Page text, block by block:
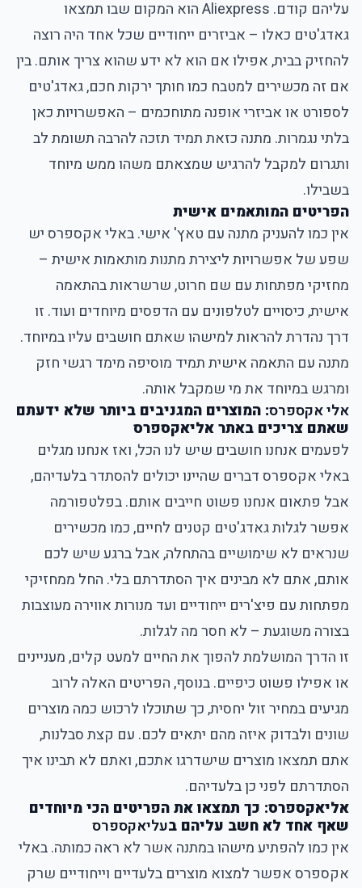
עליהם קודם. Aliexpress הוא המקום שבו תמצאו
גאדג'טים כאלו – אביזרים ייחודיים שכל אחד היה רוצה
להחזיק בבית, אפילו אם הוא לא ידע שהוא צריך אותם. בין
אם זה מכשירים למטבח כמו חותך ירקות חכם, גאדג'טים
לספורט או אביזרי אופנה מתוחכמים – האפשרויות כאן
בלתי נגמרות. מתנה כזאת תמיד תזכה להרבה תשומת לב
ותגרום למקבל להרגיש שמצאתם משהו ממש מיוחד
בשבילו.
הפריטים המותאמים אישית
אין כמו להעניק מתנה עם טאץ' אישי. באלי אקספרס יש
שפע של אפשרויות ליצירת מתנות מותאמות אישית –
מחזיקי מפתחות עם שם חרוט, שרשראות בהתאמה
אישית, כיסויים לטלפונים עם הדפסים מיוחדים ועוד. זו
דרך נהדרת להראות למישהו שאתם חושבים עליו במיוחד.
מתנה עם התאמה אישית תמיד מוסיפה מימד רגשי חזק
ומרגש במיוחד את מי שמקבל אותה.
אלי אקספרס: המוצרים המגניבים ביותר שלא ידעתם
שאתם צריכים באתר אליאקספרס
לפעמים אנחנו חושבים שיש לנו הכל, ואז אנחנו מגלים
באלי אקספרס דברים שהיינו יכולים להסתדר בלעדיהם,
אבל פתאום אנחנו פשוט חייבים אותם. בפלטפורמה
אפשר לגלות גאדג'טים קטנים לחיים, כמו מכשירים
שנראים לא שימושיים בהתחלה, אבל ברגע שיש לכם
אותם, אתם לא מבינים איך הסתדרתם בלי. החל ממחזיקי
מפתחות עם פיצ'רים ייחודיים ועד מנורות אווירה מעוצבות
בצורה משוגעת – לא חסר מה לגלות.
זו הדרך המושלמת להפוך את החיים למעט קלים, מעניינים
או אפילו פשוט כיפיים. בנוסף, הפריטים האלה לרוב
מגיעים במחיר זול יחסית, כך שתוכלו לרכוש כמה מוצרים
שונים ולבדוק איזה מהם יתאים לכם. עם קצת סבלנות,
אתם תמצאו מוצרים שישדרגו אתכם, ואתם לא תבינו איך
הסתדרתם לפני כן בלעדיהם.
אליאקספרס: כך תמצאו את הפריטים הכי מיוחדים
שאף אחד לא חשב עליהם בעליאקספרס
אין כמו להפתיע מישהו במתנה אשר לא ראה כמותה. באלי
אקספרס אפשר למצוא מוצרים בלעדיים וייחודיים שרק